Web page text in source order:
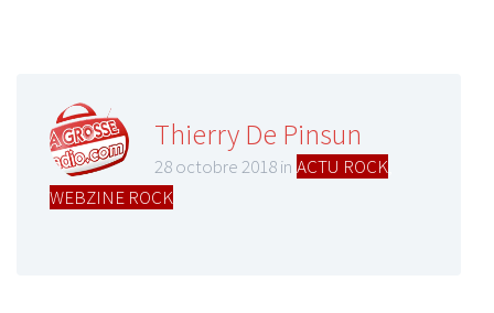
Thierry De Pinsun
28 octobre 2018 in ACTU ROCK
WEBZINE ROCK